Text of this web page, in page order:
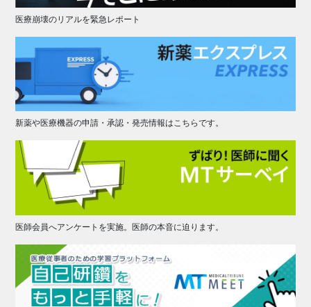
医療崩壊のリアルを緊急レポート
新薬や医療機器の申請・承認・発売情報はこちらです。
医師会員へアンケートを実施。医師の本音に迫ります。